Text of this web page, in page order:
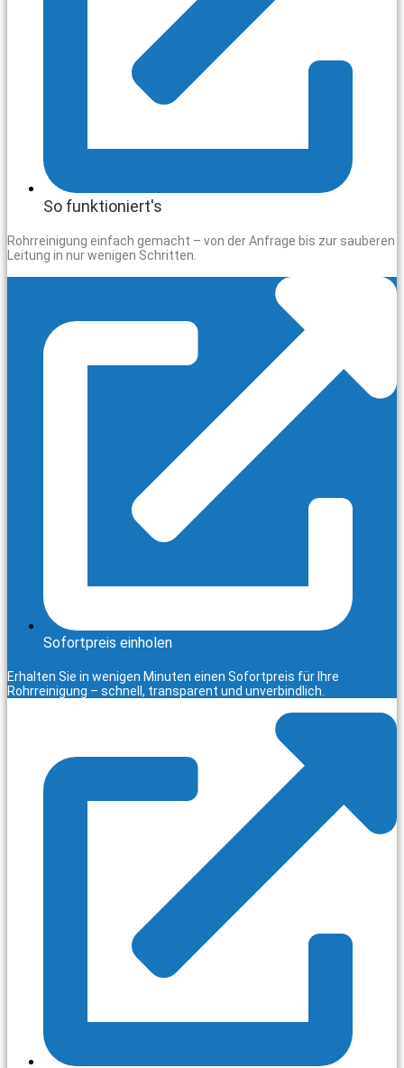
So funktioniert's
Rohrreinigung einfach gemacht – von der Anfrage bis zur sauberen
Leitung in nur wenigen Schritten.
Sofortpreis einholen
Erhalten Sie in wenigen Minuten einen Sofortpreis für Ihre
Rohrreinigung – schnell, transparent und unverbindlich.